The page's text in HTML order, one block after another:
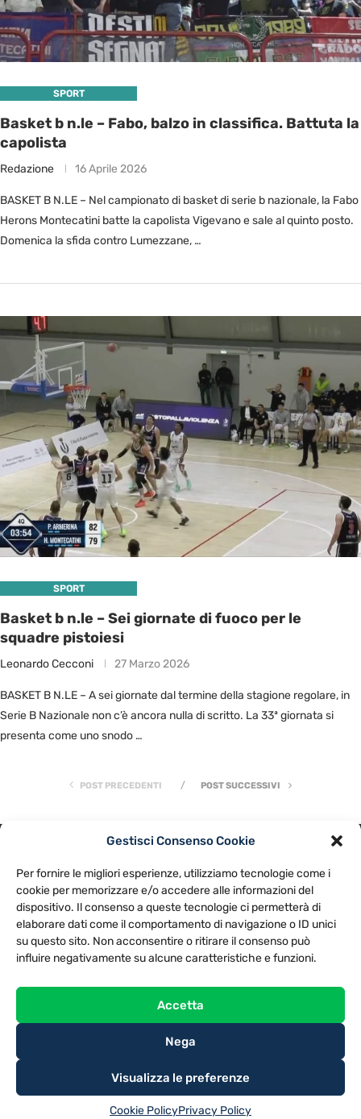
Gestisci Consenso Cookie
Per fornire le migliori esperienze, utilizziamo tecnologie come i
cookie per memorizzare e/o accedere alle informazioni del
dispositivo. Il consenso a queste tecnologie ci permetterà di
elaborare dati come il comportamento di navigazione o ID unici
su questo sito. Non acconsentire o ritirare il consenso può
influire negativamente su alcune caratteristiche e funzioni.
Accetta
Nega
Visualizza le preferenze
Cookie PolicyPrivacy Policy
SPORT
Basket b n.le – Fabo, balzo in classifica. Battuta la
capolista
Redazione 16 Aprile 2026
BASKET B N.LE – Nel campionato di basket di serie b nazionale, la Fabo
Herons Montecatini batte la capolista Vigevano e sale al quinto posto.
Domenica la sfida contro Lumezzane, …
SPORT
Basket b n.le – Sei giornate di fuoco per le
squadre pistoiesi
Leonardo Cecconi 27 Marzo 2026
BASKET B N.LE – A sei giornate dal termine della stagione regolare, in
Serie B Nazionale non c’è ancora nulla di scritto. La 33ª giornata si
presenta come uno snodo …
POST PRECEDENTI POST SUCCESSIVI
NOTE LEGALI
CONTATTACI PREFERENZE
TV LIBERA S.P.A.
Via Monteleonese 95/21 – 51100 Pistoia (PT)
Tel. 0573.9136 / Fax 0573.913615